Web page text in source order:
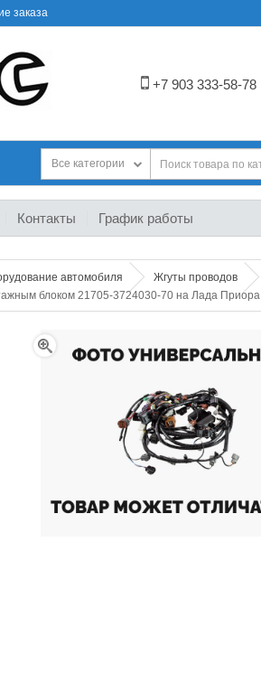
заказа
+7 903 333-58-78
Все категории
Контакты График работы
автомобиля Жгуты проводов
блоком 21705-3724030-70 на Лада Приора